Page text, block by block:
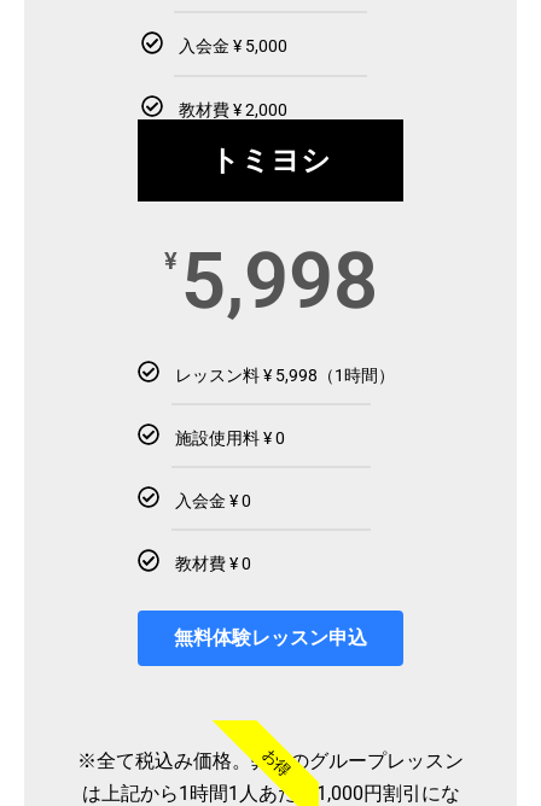
入会金 ¥ 5,000
教材費 ¥ 2,000
トミヨシ
¥ 5,998
レッスン料 ¥ 5,998（1時間）
施設使用料 ¥ 0
入会金 ¥ 0
教材費 ¥ 0
無料体験レッスン申込
お得
※全て税込み価格。弊社のグループレッスン
は上記から1時間1人あたり1,000円割引にな